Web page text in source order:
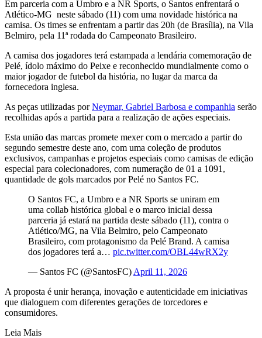
Em parceria com a Umbro e a NR Sports, o Santos enfrentará o
Atlético-MG neste sábado (11) com uma novidade histórica na
camisa. Os times se enfrentam a partir das 20h (de Brasília), na Vila
Belmiro, pela 11ª rodada do Campeonato Brasileiro.
A camisa dos jogadores terá estampada a lendária comemoração de
Pelé, ídolo máximo do Peixe e reconhecido mundialmente como o
maior jogador de futebol da história, no lugar da marca da
fornecedora inglesa.
As peças utilizadas porNeymar, Gabriel Barbosa e companhia serão
recolhidas após a partida para a realização de ações especiais.
Esta união das marcas promete mexer com o mercado a partir do
segundo semestre deste ano, com uma coleção de produtos
exclusivos, campanhas e projetos especiais como camisas de edição
especial para colecionadores, com numeração de 01 a 1091,
quantidade de gols marcados por Pelé no Santos FC.
O Santos FC, a Umbro e a NR Sports se uniram em
uma collab histórica global e o marco inicial dessa
parceria já estará na partida deste sábado (11), contra o
Atlético/MG, na Vila Belmiro, pelo Campeonato
Brasileiro, com protagonismo da Pelé Brand. A camisa
dos jogadores terá a… pic.twitter.com/OBL44wRX2y
— Santos FC (@SantosFC) April 11, 2026
A proposta é unir herança, inovação e autenticidade em iniciativas
que dialoguem com diferentes gerações de torcedores e
consumidores.
Leia Mais